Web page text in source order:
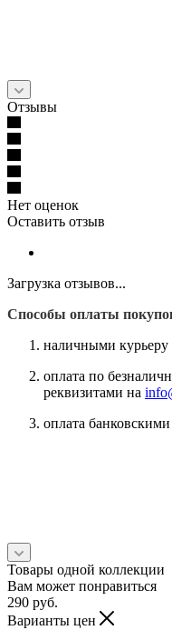
Отзывы
Нет оценок
Оставить отзыв
Загрузка отзывов...
Способы оплаты
наличными курьеру
оплата по
реквизитами на
оплата
Товары одной коллекции
Вам может понравиться
290 руб.
Варианты цен